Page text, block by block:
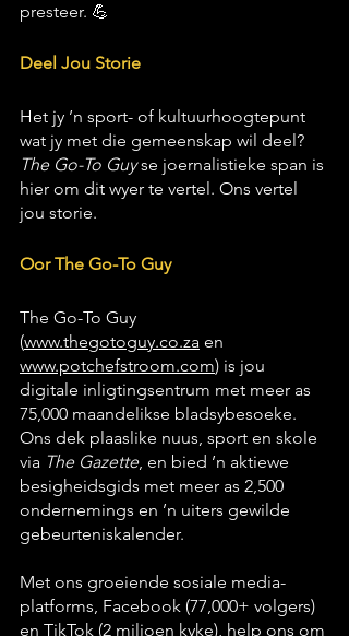
presteer. 💪
Deel Jou Storie
Het jy ’n sport- of kultuurhoogtepunt
wat jy met die gemeenskap wil deel?
The Go-To Guy se joernalistieke span is
hier om dit wyer te vertel. Ons vertel
jou storie.
Oor The Go-To Guy
The Go-To Guy
(www.thegotoguy.co.za en
www.potchefstroom.com) is jou
digitale inligtingsentrum met meer as
75,000 maandelikse bladsybesoeke.
Ons dek plaaslike nuus, sport en skole
via The Gazette, en bied ’n aktiewe
besigheidsgids met meer as 2,500
ondernemings en ’n uiters gewilde
gebeurteniskalender.
Met ons groeiende sosiale media-
platforms, Facebook (77,000+ volgers)
en TikTok (2 miljoen kyke), help ons om